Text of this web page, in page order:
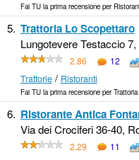
Fai TU la prima recensione per
5. Trattoria Lo Scopettaro
Lungotevere Testaccio
2.86 12
Trattorie/ Ristoranti
Fai TU la prima recensione per
6. Ristorante Antica
Via dei Crociferi 36-40,
2.29 11